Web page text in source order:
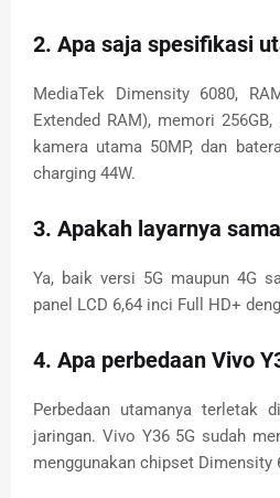
2. Apa saja spesifikasi
MediaTek Dimensity 6080,
Extended RAM), memori
kamera utama 50MP, dan
charging 44W.
3. Apakah layarnya
Ya, baik versi 5G maupun 4G
panel LCD 6,64 inci Full HD+
4. Apa perbedaan Vivo
Perbedaan utamanya terletak
jaringan. Vivo Y36 5G sudah
menggunakan chipset Dimensity